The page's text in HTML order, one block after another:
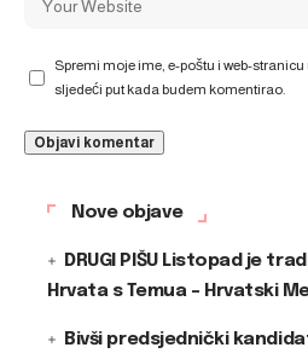
Spremi moje ime, e-poštu i web-
sljedeći put kada budem komentirao.
Nove objave
DRUGI PIŠU Listopad je
Hrvata s Temua – Hrvatski
Bivši predsjednički